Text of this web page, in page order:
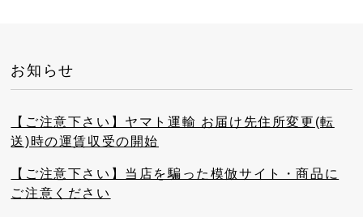
お知らせ
【ご注意下さい】ヤマト運輸 お届け先住所変更(転
送)時の運賃収受の開始
【ご注意下さい】当店を騙った模倣サイト・商品に
ご注意ください